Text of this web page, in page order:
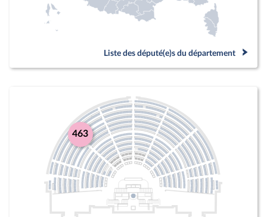
Liste des député(e)s du département
463